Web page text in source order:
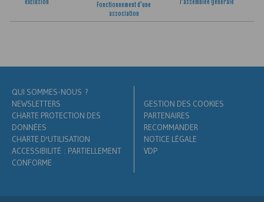
exclusion
Fonctionnement d’une
association
l’assemblée générale
QUI SOMMES-NOUS ?
NEWSLETTERS
CHARTE PROTECTION DES
DONNÉES
CHARTE D'UTILISATION
ACCESSIBILITÉ : PARTIELLEMENT
CONFORME
GESTION DES COOKIES
PARTENAIRES
RECOMMANDER
NOTICE LÉGALE
VDP